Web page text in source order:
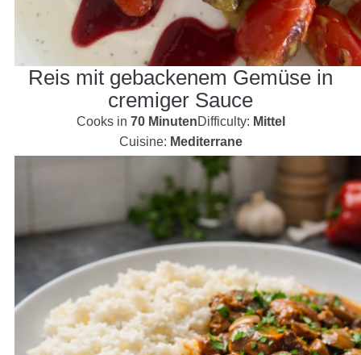
Reis mit gebackenem Gemüse in
cremiger Sauce
Cooks in 70 MinutenDifficulty: Mittel
Cuisine: Mediterrane